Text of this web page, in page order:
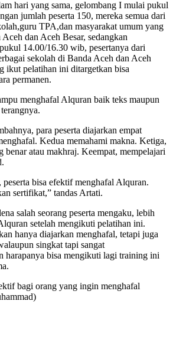
hari yang sama, gelombang I mulai pukul
jumlah peserta 150, mereka semua dari
TPA,dan masyarakat umum yang
dan Aceh Besar, sedangkan
14.00/16.30 wib, pesertanya dari
sekolah di Banda Aceh dan Aceh
ikut pelatihan ini ditargetkan bisa
permanen.
menghafal Alquran baik teks maupun
para peserta diajarkan empat
Kedua memahami makna. Ketiga,
benar atau makhraj. Keempat, mempelajari
bisa efektif menghafal Alquran.
sertifikat,” tandas Artati.
salah seorang peserta mengaku, lebih
setelah mengikuti pelatihan ini.
hanya diajarkan menghafal, tetapi juga
singkat tapi sangat
harapanya bisa mengikuti lagi training ini
bagi orang yang ingin menghafal